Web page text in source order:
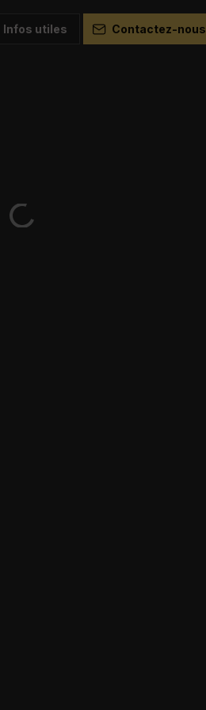
Infos utiles Contactez-nous